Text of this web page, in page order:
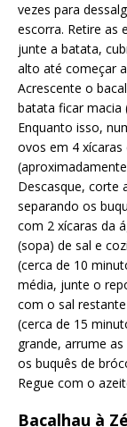
vezes para
escorra. Retire as
junte a batata,
alto até começar
Acrescente o
batata ficar macia
Enquanto isso,
ovos em 4
Descasque, corte
separando os
com 2 xícaras da
(sopa) de sal e
(cerca de 10
média, junte o
com o sal
(cerca de 15
grande, arrume
os buquês de
Regue com o
Bacalhau à